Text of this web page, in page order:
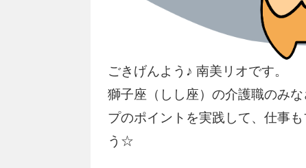
ごきげんよう♪ 南美リオです。
獅子座（しし座）の介護職のみ
プのポイントを実践して、仕事
う☆